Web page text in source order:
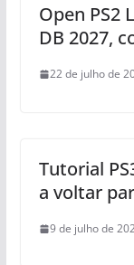
Open PS2
DB 2027,
22 de julho de
Tutorial
a voltar
9 de julho de